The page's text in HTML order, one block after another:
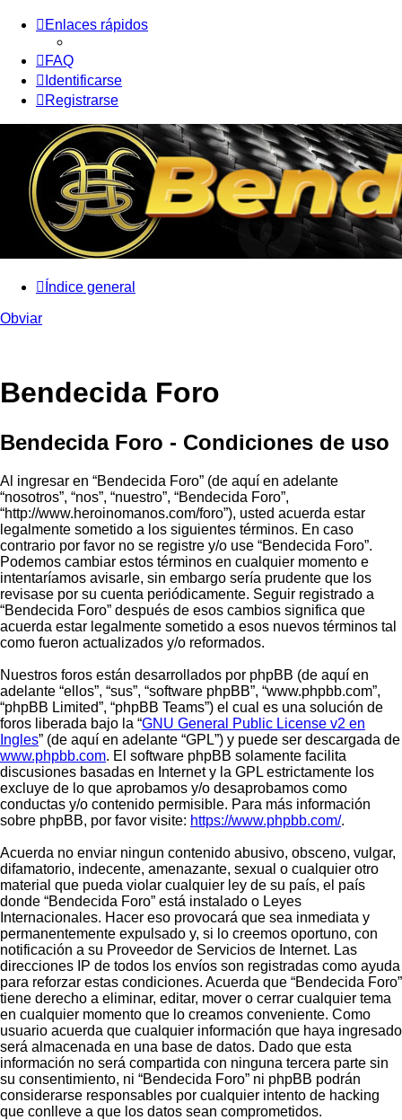
Enlaces rápidos
FAQ
Identificarse
Registrarse
Índice general
Obviar
Bendecida Foro
Bendecida Foro - Condiciones de uso
Al ingresar en “Bendecida Foro” (de aquí en adelante
“nosotros”, “nos”, “nuestro”, “Bendecida Foro”,
“http://www.heroinomanos.com/foro”), usted acuerda estar
legalmente sometido a los siguientes términos. En caso
contrario por favor no se registre y/o use “Bendecida Foro”.
Podemos cambiar estos términos en cualquier momento e
intentaríamos avisarle, sin embargo sería prudente que los
revisase por su cuenta periódicamente. Seguir registrado a
“Bendecida Foro” después de esos cambios significa que
acuerda estar legalmente sometido a esos nuevos términos tal
como fueron actualizados y/o reformados.
Nuestros foros están desarrollados por phpBB (de aquí en
adelante “ellos”, “sus”, “software phpBB”, “www.phpbb.com”,
“phpBB Limited”, “phpBB Teams”) el cual es una solución de
foros liberada bajo la “GNU General Public License v2 en
Ingles” (de aquí en adelante “GPL”) y puede ser descargada de
www.phpbb.com. El software phpBB solamente facilita
discusiones basadas en Internet y la GPL estrictamente los
excluye de lo que aprobamos y/o desaprobamos como
conductas y/o contenido permisible. Para más información
sobre phpBB, por favor visite: https://www.phpbb.com/.
Acuerda no enviar ningun contenido abusivo, obsceno, vulgar,
difamatorio, indecente, amenazante, sexual o cualquier otro
material que pueda violar cualquier ley de su país, el país
donde “Bendecida Foro” está instalado o Leyes
Internacionales. Hacer eso provocará que sea inmediata y
permanentemente expulsado y, si lo creemos oportuno, con
notificación a su Proveedor de Servicios de Internet. Las
direcciones IP de todos los envíos son registradas como ayuda
para reforzar estas condiciones. Acuerda que “Bendecida Foro”
tiene derecho a eliminar, editar, mover o cerrar cualquier tema
en cualquier momento que lo creamos conveniente. Como
usuario acuerda que cualquier información que haya ingresado
será almacenada en una base de datos. Dado que esta
información no será compartida con ninguna tercera parte sin
su consentimiento, ni “Bendecida Foro” ni phpBB podrán
considerarse responsables por cualquier intento de hacking
que conlleve a que los datos sean comprometidos.